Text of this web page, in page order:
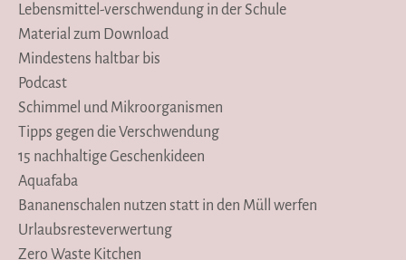
Lebensmittel-verschwendung in der Schule
Material zum Download
Mindestens haltbar bis
Podcast
Schimmel und Mikroorganismen
Tipps gegen die Verschwendung
15 nachhaltige Geschenkideen
Aquafaba
Bananenschalen nutzen statt in den Müll werfen
Urlaubsresteverwertung
Zero Waste Kitchen